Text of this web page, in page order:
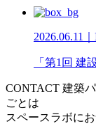
2026.06.11
「第1回 建
CONTACT 建築
ごとは
スペースラボに